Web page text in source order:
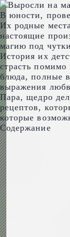
В юности,
Их родные
настоящие
магию под
История их
страсть помимо
блюда, полные
выражения
Пара, щедро
рецептов,
которые
Содержание